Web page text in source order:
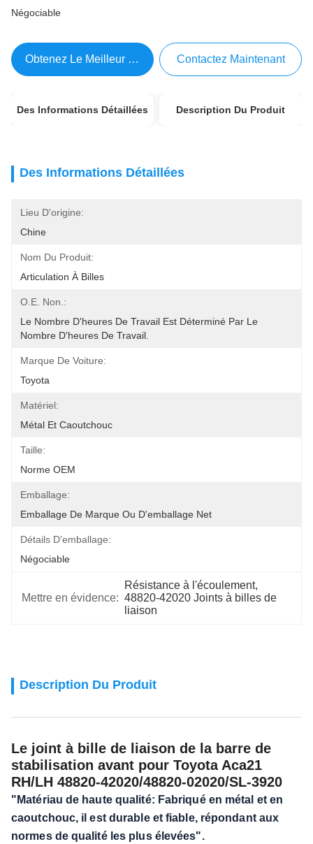
Négociable
Obtenez Le Meilleur Prix Contactez Maintenant
Des Informations Détaillées Description Du Produit
Des Informations Détaillées
Lieu D'origine:
Chine
Nom Du Produit:
Articulation À Billes
O.E. Non.:
Le Nombre D'heures De Travail Est Déterminé Par Le
Nombre D'heures De Travail.
Marque De Voiture:
Toyota
Matériel:
Métal Et Caoutchouc
Taille:
Norme OEM
Emballage:
Emballage De Marque Ou D'emballage Net
Détails D'emballage:
Négociable
Mettre en évidence:
Résistance à l'écoulement,
48820-42020 Joints à billes de
liaison
Description Du Produit
Le joint à bille de liaison de la barre de
stabilisation avant pour Toyota Aca21
RH/LH 48820-42020/48820-02020/SL-3920
"Matériau de haute qualité: Fabriqué en métal et en
caoutchouc, il est durable et fiable, répondant aux
normes de qualité les plus élevées".